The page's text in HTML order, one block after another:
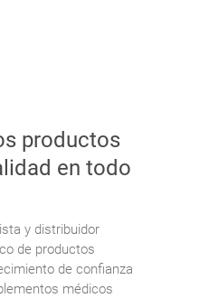
productos
en todo
y distribuidor
de productos
de confianza
médicos